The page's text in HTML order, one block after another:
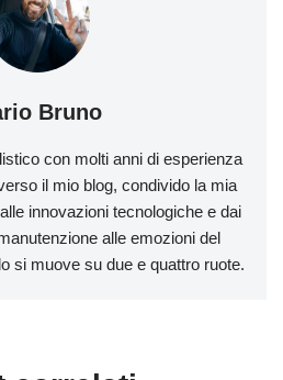
Bruno
con molti anni di esperienza
il mio blog, condivido la mia
innovazioni tecnologiche e dai
alle emozioni del
si muove su due e quattro ruote.